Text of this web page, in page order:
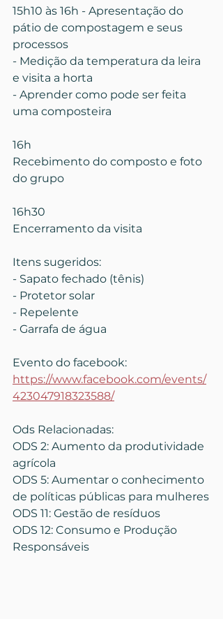
15h10 às 16h - Apresentação do
pátio de compostagem e seus
processos
- Medição da temperatura da leira
e visita a horta
- Aprender como pode ser feita
uma composteira
16h
Recebimento do composto e foto
do grupo
16h30
Encerramento da visita
Itens sugeridos:
- Sapato fechado (tênis)
- Protetor solar
- Repelente
- Garrafa de água
Evento do facebook:
https://www.facebook.com/events/
423047918323588/
Ods Relacionadas:
ODS 2: Aumento da produtividade
agrícola
ODS 5: Aumentar o conhecimento
de políticas públicas para mulheres
ODS 11: Gestão de resíduos
ODS 12: Consumo e Produção
Responsáveis